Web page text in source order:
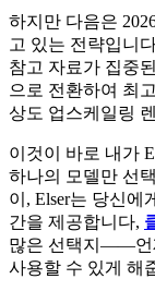
하지만 다음은
고 있는 전략입니
참고 자료가 집중
으로 전환하여 최
상도 업스케일링
이것이 바로 내가
하나의 모델만 선
이, Elser는 당신에
간을 제공합니다,
많은 선택지——언
사용할 수 있게 해